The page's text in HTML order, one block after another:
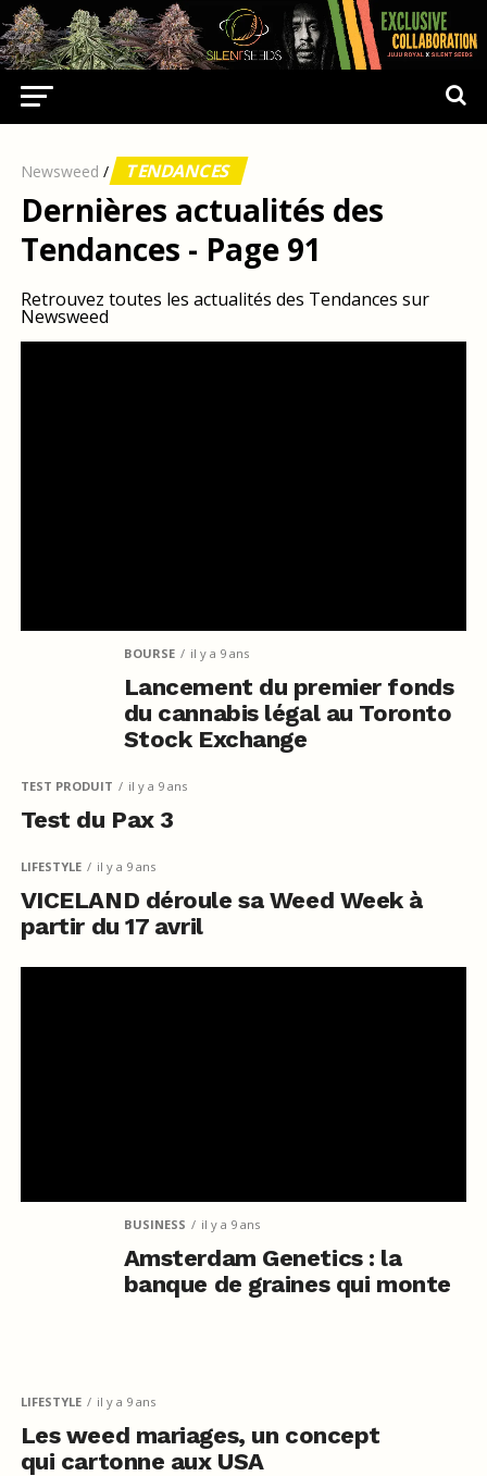
Newsweed / TENDANCES
Dernières actualités des
Tendances - Page 91
Retrouvez toutes les actualités des Tendances sur
Newsweed
BOURSE il y a 9 ans
Lancement du premier fonds
du cannabis légal au Toronto
Stock Exchange
TEST PRODUIT il y a 9 ans
Test du Pax 3
LIFESTYLE il y a 9 ans
VICELAND déroule sa Weed Week à
partir du 17 avril
BUSINESS il y a 9 ans
Amsterdam Genetics : la
banque de graines qui monte
LIFESTYLE il y a 9 ans
Les weed mariages, un concept
qui cartonne aux USA